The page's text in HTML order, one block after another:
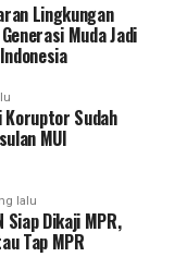
Lingkungan
Muda Jadi
Koruptor Sudah
MUI
lalu
Siap Dikaji MPR,
Tap MPR